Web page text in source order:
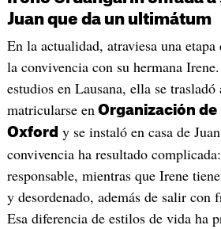
Juan que da un ultimátum
En la actualidad, atraviesa una
la convivencia con su hermana
estudios en Lausana, ella se
matricularse en Organización de
Oxford y se instaló en casa de
convivencia ha resultado
responsable, mientras que Irene
y desordenado, además de salir con
Esa diferencia de estilos de vida ha